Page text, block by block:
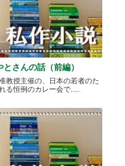
とさんの話（前編）
教授主催の、日本の若者のた
る恒例のカレー会で.....